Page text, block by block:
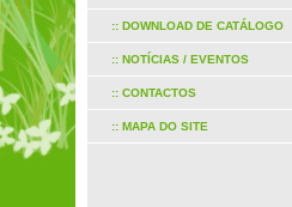
:: DOWNLOAD DE CATÁLOGO
:: NOTÍCIAS / EVENTOS
:: CONTACTOS
:: MAPA DO SITE